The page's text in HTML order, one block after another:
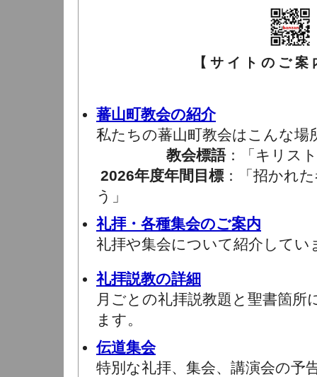
【 サ イ ト の ご 案 内
蕃山町教会の紹介
私たちの蕃山町教会はこんな場
教会標語：「キリス
2026年度年間目標 ：「招かれ
う」
礼拝・各種集会のご案内
礼拝や集会について紹介してい
礼拝説教の詳細
月ごとの礼拝説教題と聖書箇所
ます。
伝道集会
特別な礼拝、集会、講演会の予